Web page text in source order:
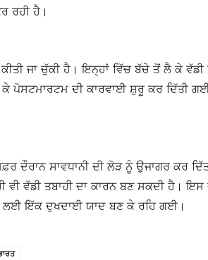
ਰਹੀ ਹੈ।
ਜਾ ਚੁੱਕੀ ਹੈ। ਇਨ੍ਹਾਂ ਵਿੱਚ ਬੱਚੇ ਤੋਂ ਲੈ ਕੇ
ਪੋਸਟਮਾਰਟਮ ਦੀ ਕਾਰਵਾਈ ਸ਼ੁਰੂ ਕਰ ਦਿੱਤੀ
ਦੌਰਾਨ ਸਾਵਧਾਨੀ ਦੀ ਲੋੜ ਨੂੰ ਉਜਾਗਰ ਕਰ
ਵੀ ਵੱਡੀ ਤਬਾਹੀ ਦਾ ਕਾਰਨ ਬਣ ਸਕਦੀ ਹੈ।
ਲਈ ਇੱਕ ਦੁਖਦਾਈ ਯਾਦ ਬਣ ਕੇ ਰਹਿ ਗਈ।